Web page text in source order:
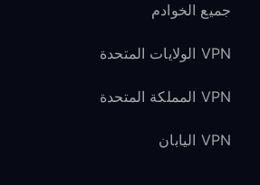
جميع الخوادم
VPN الولايات المتحدة
VPN المملكة المتحدة
VPN اليابان